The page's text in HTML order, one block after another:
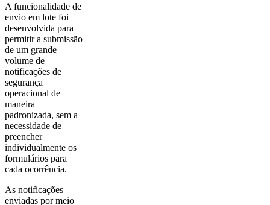
A funcionalidade de
envio em lote foi
desenvolvida para
permitir a submissão
de um grande
volume de
notificações de
segurança
operacional de
maneira
padronizada, sem a
necessidade de
preencher
individualmente os
formulários para
cada ocorrência.
As notificações
enviadas por meio